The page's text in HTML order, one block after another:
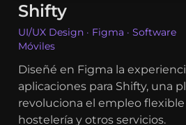
Shifty
UI/UX Design · Figma · Software
Móviles
Diseñé en Figma la
aplicaciones para Shifty, una
revoluciona el empleo
hostelería y otros servicios.